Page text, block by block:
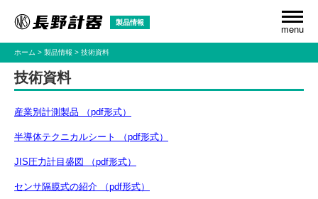
製品情報 menu
ホーム 製品情報 技術資料
技術資料
産業別計測製品 （pdf形式）
半導体テクニカルシート （pdf形式）
JIS圧力計目盛図 （pdf形式）
センサ隔膜式の紹介 （pdf形式）